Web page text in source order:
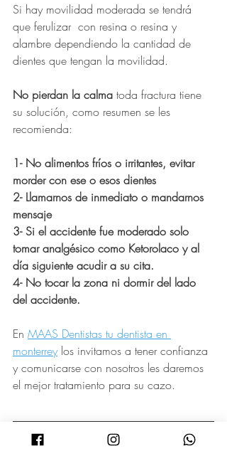
Si hay movilidad moderada se tendrá
que ferulizar  con resina o resina y
alambre dependiendo la cantidad de
dientes que tengan la movilidad.
No pierdan la calma toda fractura tiene
su solución, como resumen se les
recomienda:
1- No alimentos fríos o irritantes, evitar
morder con ese o esos dientes
2- Llamarnos de inmediato o mandarnos
mensaje
3- Si el accidente fue moderado solo
tomar analgésico como Ketorolaco y al
día siguiente acudir a su cita.
4- No tocar la zona ni dormir del lado
del accidente.
En MAAS Dentistas tu dentista en
monterrey los invitamos a tener confianza
y comunicarse con nosotros les daremos
el mejor tratamiento para su cazo.